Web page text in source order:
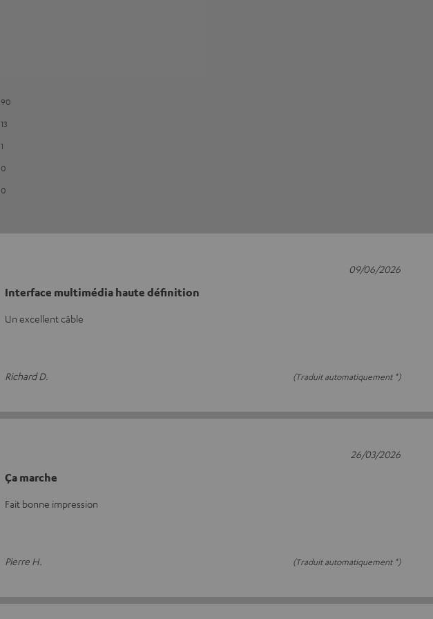
90
13
1
0
0
Interface multimédia haute définition
Un excellent câble
Richard D. (Traduit automatiquement *)
09/06/2026
Ça marche
Fait bonne impression
Pierre H. (Traduit automatiquement *)
26/03/2026